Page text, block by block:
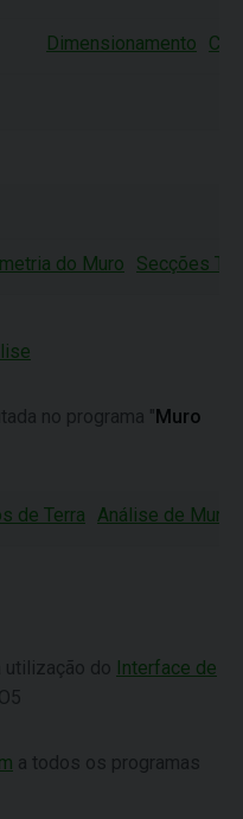
Dimensionamento
do Muro Secções
no programa "Muro
de Terra Análise de Muros
utilização do Interface de
a todos os programas